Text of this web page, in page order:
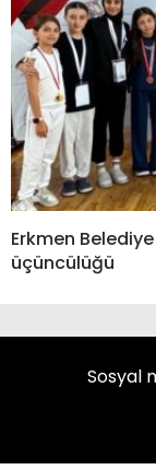
Erkmen
üçüncülüğü
Sosyal